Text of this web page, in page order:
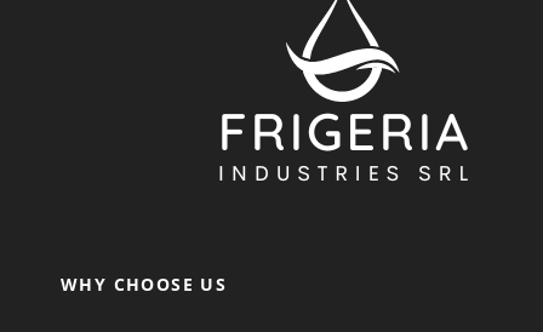
WHY CHOOSE US